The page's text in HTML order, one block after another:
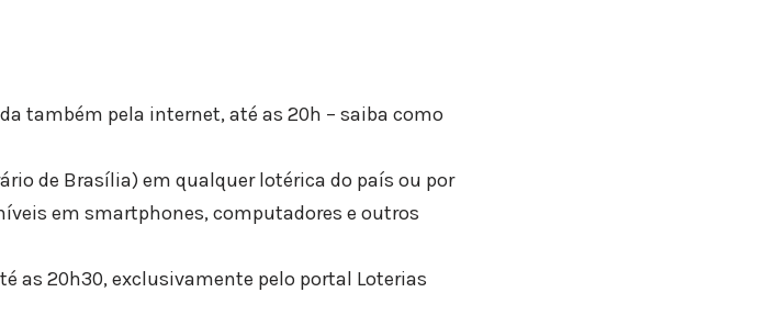
também pela internet, até as 20h – saiba como
de Brasília) em qualquer lotérica do país ou por
em smartphones, computadores e outros
as 20h30, exclusivamente pelo portal Loterias